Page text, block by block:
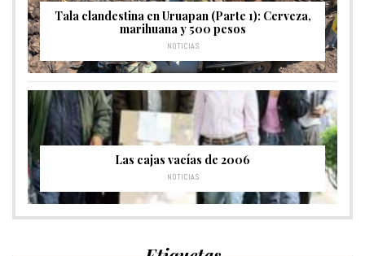
Tala clandestina en Uruapan (Parte 1): Cerveza,
marihuana y 500 pesos
NOTICIAS
Las cajas vacías de 2006
NOTICIAS